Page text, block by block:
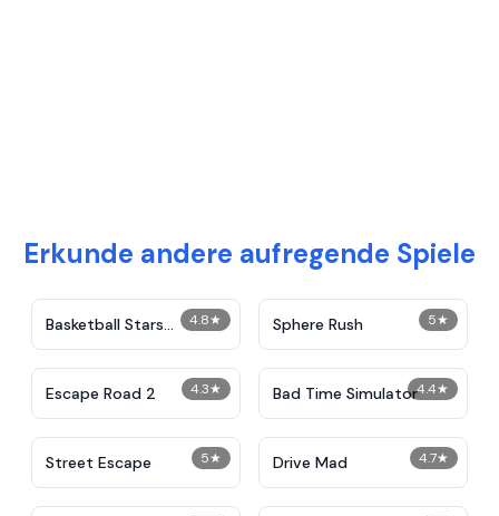
Erkunde andere aufregende Spiele
4.8★
Basketball Stars
Unblocked
5★
Sphere Rush
4.3★
Escape Road 2 4.4★
Bad Time Simulator
5★
Street Escape 4.7★
Drive Mad